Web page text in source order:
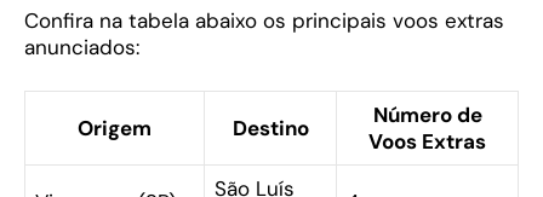
Confira na tabela abaixo os principais voos extras
anunciados:
Origem Destino
Número de
Voos Extras
São Luís